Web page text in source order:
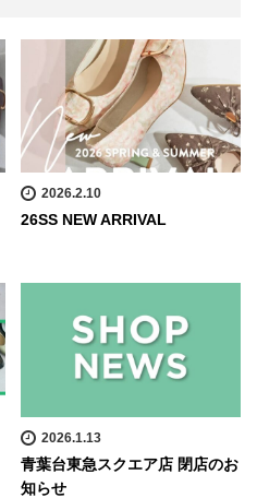
2026.2.10
26SS NEW ARRIVAL
2026.1.13
青葉台東急スクエア店 閉店のお
知らせ